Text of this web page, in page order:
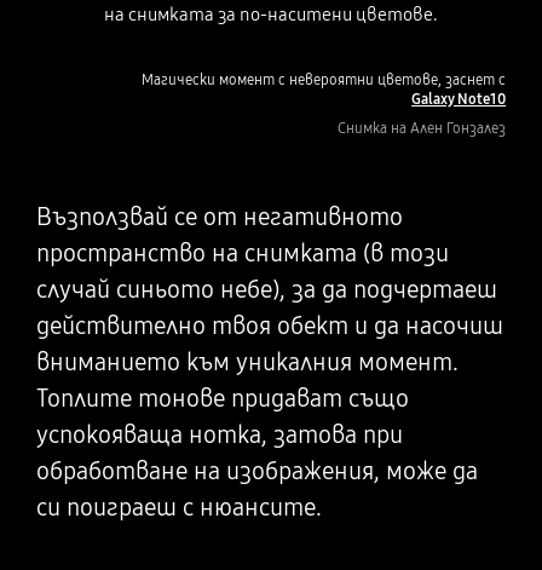
на снимката за по-наситени цветове.
Магически момент с невероятни цветове, заснет с
Galaxy Note10
Снимка на Ален Гонзалез
Възползвай се от негативното
пространство на снимката (в този
случай синьото небе), за да подчертаеш
действително твоя обект и да насочиш
вниманието към уникалния момент.
Топлите тонове придават също
успокояваща нотка, затова при
обработване на изображения, може да
си поиграеш с нюансите.